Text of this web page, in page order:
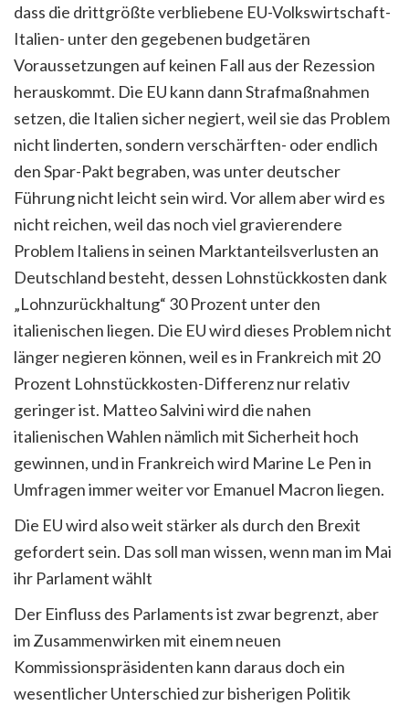
dass die drittgrößte verbliebene EU-Volkswirtschaft-
Italien- unter den gegebenen budgetären
Voraussetzungen auf keinen Fall aus der Rezession
herauskommt. Die EU kann dann Strafmaßnahmen
setzen, die Italien sicher negiert, weil sie das Problem
nicht linderten, sondern verschärften- oder endlich
den Spar-Pakt begraben, was unter deutscher
Führung nicht leicht sein wird. Vor allem aber wird es
nicht reichen, weil das noch viel gravierendere
Problem Italiens in seinen Marktanteilsverlusten an
Deutschland besteht, dessen Lohnstückkosten dank
„Lohnzurückhaltung“ 30 Prozent unter den
italienischen liegen. Die EU wird dieses Problem nicht
länger negieren können, weil es in Frankreich mit 20
Prozent Lohnstückkosten-Differenz nur relativ
geringer ist. Matteo Salvini wird die nahen
italienischen Wahlen nämlich mit Sicherheit hoch
gewinnen, und in Frankreich wird Marine Le Pen in
Umfragen immer weiter vor Emanuel Macron liegen.
Die EU wird also weit stärker als durch den Brexit
gefordert sein. Das soll man wissen, wenn man im Mai
ihr Parlament wählt
Der Einfluss des Parlaments ist zwar begrenzt, aber
im Zusammenwirken mit einem neuen
Kommissionspräsidenten kann daraus doch ein
wesentlicher Unterschied zur bisherigen Politik